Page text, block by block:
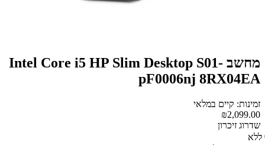
מחשב Intel Core i5 HP Slim Desktop S01-
pF0006nj 8RX04EA
זמינות: קיים במלאי
₪2,099.00
שדרוג זיכרון
ללא